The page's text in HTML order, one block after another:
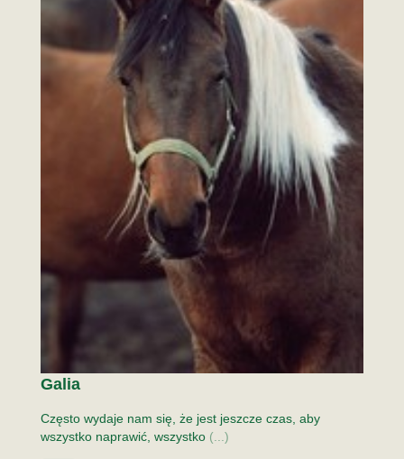
Galia
Często wydaje nam się, że jest jeszcze czas, aby
wszystko naprawić, wszystko (...)